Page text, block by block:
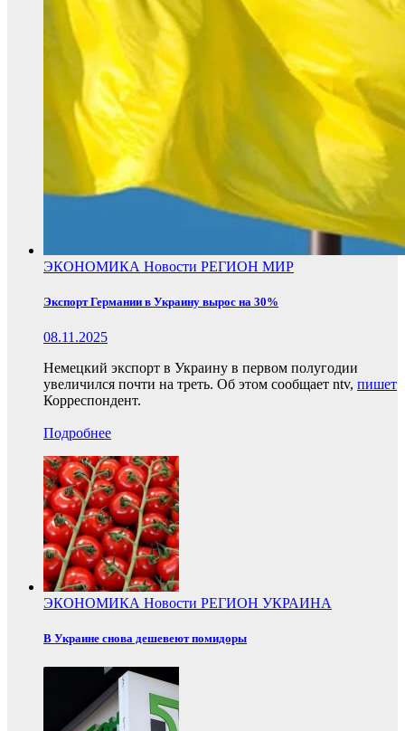
ЭКОНОМИКА Новости РЕГИОН МИР
Экспорт Германии в Украину вырос на 30%
08.11.2025
Немецкий экспорт в Украину в первом полугодии
увеличился почти на треть. Об этом сообщает ntv, пишет
Корреспондент.
Подробнее
ЭКОНОМИКА Новости РЕГИОН УКРАИНА
В Украине снова дешевеют помидоры